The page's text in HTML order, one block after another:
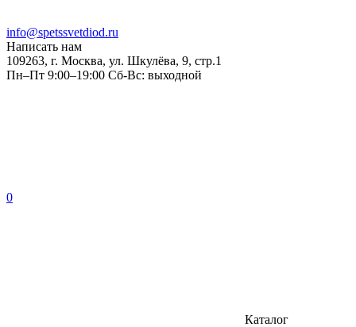
info@spetssvetdiod.ru
Написать нам
109263, г. Москва, ул. Шкулёва, 9, стр.1
Пн–Пт 9:00–19:00 Сб-Вс: выходной
0
Каталог